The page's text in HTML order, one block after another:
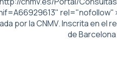
por la CNMV. Inscrita en el
de